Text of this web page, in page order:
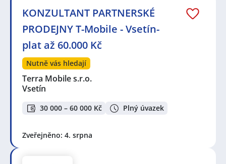
KONZULTANT PARTNERSKÉ
PRODEJNY T-Mobile - Vsetín-
plat až 60.000 Kč
Nutně vás hledají
Terra Mobile s.r.o.
Vsetín
30 000 – 60 000 Kč Plný úvazek
Zveřejněno: 4. srpna